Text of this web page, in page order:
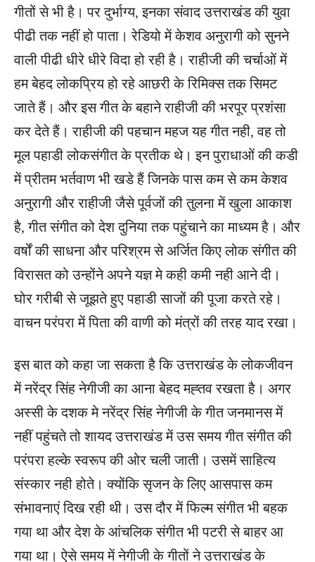
गीतों से भी है। पर दुर्भाग्य, इनका संवाद उत्तराखंड की युवा
पीढी तक नहीं हो पाता। रेडियो में केशव अनुरागी को सुनने
वाली पीढी धीरे धीरे विदा हो रही है। राहीजी की चर्चाओं में
हम बेहद लोकप्रिय हो रहे आछरी के रिमिक्स तक सिमट
जाते हैं। और इस गीत के बहाने राहीजी की भरपूर प्रशंसा
कर देते हैं। राहीजी की पहचान महज यह गीत नही, वह तो
मूल पहाडी लोकसंगीत के प्रतीक थे। इन पुराधाओं की कडी
में प्रीतम भर्तवाण भी खडे हैं जिनके पास कम से कम केशव
अनुरागी और राहीजी जैसे पूर्वजों की तुलना में खुला आकाश
है, गीत संगीत को देश दुनिया तक पहुंचाने का माध्यम है। और
वर्षों की साधना और परिश्रम से अर्जित किए लोक संगीत की
विरासत को उन्होंने अपने यज्ञ मे कही कमी नही आने दी।
घोर गरीबी से जूझते हुए पहाडी साजों की पूजा करते रहे।
वाचन परंपरा में पिता की वाणी को मंत्रों की तरह याद रखा।
इस बात को कहा जा सकता है कि उत्तराखंड के लोकजीवन
में नरेंद्र सिंह नेगीजी का आना बेहद मह्तव रखता है। अगर
अस्सी के दशक मे नरेंद्र सिंह नेगीजी के गीत जनमानस में
नहीं पहुंचते तो शायद उत्तराखंड में उस समय गीत संगीत की
परंपरा हल्के स्वरूप की ओर चली जाती। उसमें साहित्य
संस्कार नही होते। क्योंकि सृजन के लिए आसपास कम
संभावनाएं दिख रही थी। उस दौर में फिल्म संगीत भी बहक
गया था और देश के आंचलिक संगीत भी पटरी से बाहर आ
गया था। ऐसे समय में नेगीजी के गीतों ने उत्तराखंड के